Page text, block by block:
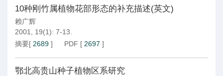
10种刚竹属植物花部形态的补充描述(英文)
赖广辉
2001, 19(1): 7-13.
摘要[ 2689 ] PDF [ 2697 ]
鄂北高贵山种子植物区系研究